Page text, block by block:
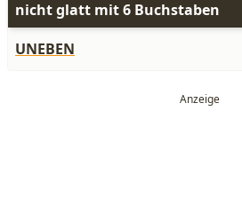
nicht glatt mit 6 Buchstaben
UNEBEN